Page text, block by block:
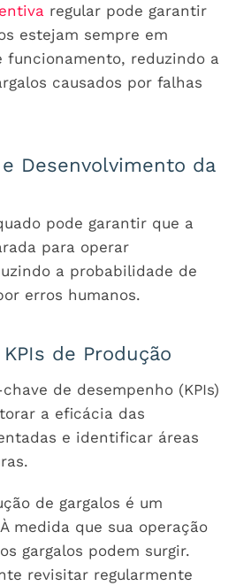
regular pode garantir
estejam sempre em
funcionamento, reduzindo a
causados por falhas
Desenvolvimento da
pode garantir que a
para operar
a probabilidade de
erros humanos.
de Produção
de desempenho (KPIs)
a eficácia das
e identificar áreas
de gargalos é um
medida que sua operação
gargalos podem surgir.
revisitar regularmente